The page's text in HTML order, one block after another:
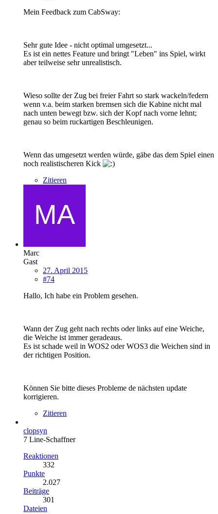
Mein Feedback zum CabSway:
Sehr gute Idee - nicht optimal umgesetzt...
Es ist ein nettes Feature und bringt "Leben" ins Spiel, wirkt
aber teilweise sehr unrealistisch.
Wieso sollte der Zug bei freier Fahrt so stark wackeln/federn
wenn v.a. beim starken bremsen sich die Kabine nicht mal
nach unten bewegt bzw. sich der Kopf nach vorne lehnt;
genau so beim ruckartigen Beschleunigen.
Wenn das umgesetzt werden würde, gäbe das dem Spiel einen
noch realistischeren Kick
Zitieren
Marc
Gast
27. April 2015
#74
Hallo, Ich habe ein Problem gesehen.
Wann der Zug geht nach rechts oder links auf eine Weiche,
die Weiche ist immer geradeaus.
Es ist schade weil in WOS2 oder WOS3 die Weichen sind in
der richtigen Position.
Können Sie bitte dieses Probleme de nächsten update
korrigieren.
Zitieren
clopsyn
7 Line-Schaffner
Reaktionen
332
Punkte
2.027
Beiträge
301
Dateien